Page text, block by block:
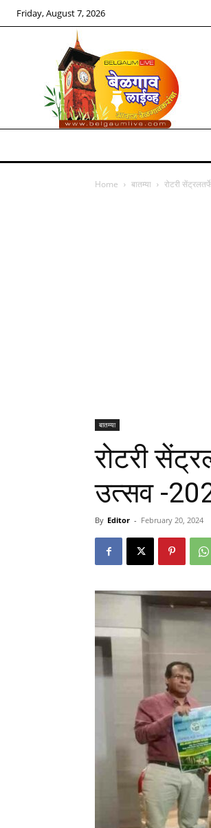
Friday, August 7, 2026
Home बातम्या रोटरी
बातम्या
रोटरी
उत्सव -
By Editor - February 20, 2024